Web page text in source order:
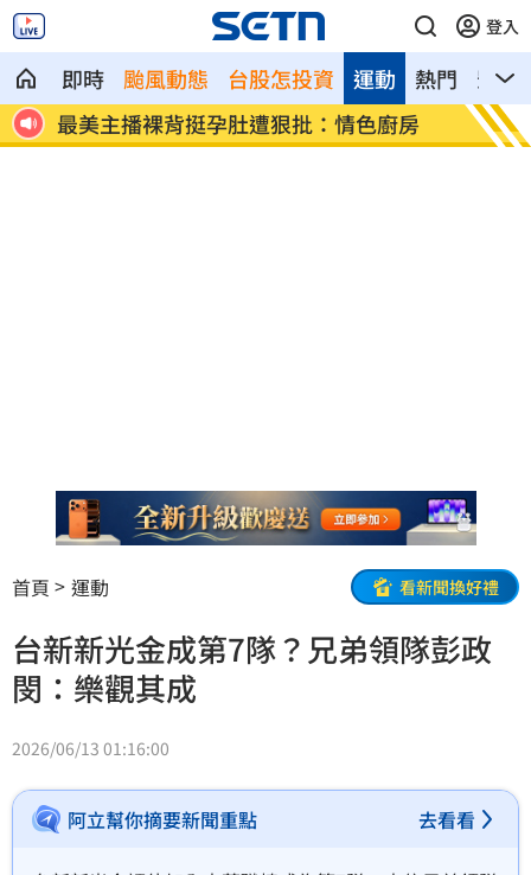
登入
即時 颱風動態 台股怎投資 熱門 影音
運動
崩
最美主播裸背挺孕肚遭狠批：情色廚房 白海
首頁 運動 看新聞換好禮
台新新光金成第7隊？兄弟領隊彭政
閔：樂觀其成
2026/06/13 01:16:00
阿立幫你摘要新聞重點 去看看